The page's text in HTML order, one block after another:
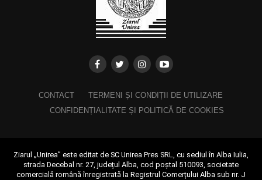
CONTACT
TERMENI ȘI CONDIȚII DE UTILIZARE
CONFIDENȚIALITATE ȘI POLITICĂ DE COOKIES
Ziarul „Unirea” este editat de SC Unirea Pres SRL, cu sediul în Alba Iulia,
strada Decebal nr. 27, județul Alba, cod poștal 510093, societate
comercială română înregistrată la Registrul Comerțului Alba sub nr. J